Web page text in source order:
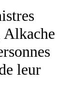
Alkache
leur